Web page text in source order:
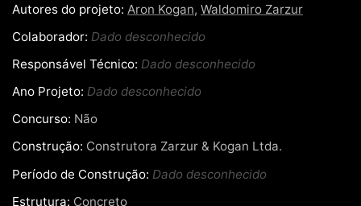
Autores do projeto: Aron Kogan, Waldomiro Zarzur
Colaborador: Dado desconhecido
Responsável Técnico: Dado desconhecido
Ano Projeto: Dado desconhecido
Concurso: Não
Construção: Construtora Zarzur & Kogan Ltda.
Período de Construção: Dado desconhecido
Estrutura: Concreto